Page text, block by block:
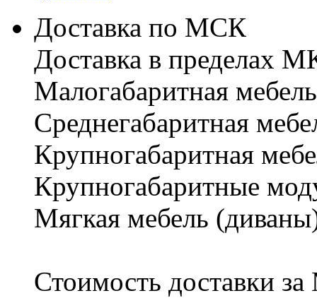
Доставка по МСК
Доставка в пределах
Малогабаритная
Cреднегабаритная
Крупногабаритная
Крупногабаритные
Мягкая мебель
Стоимость доставки